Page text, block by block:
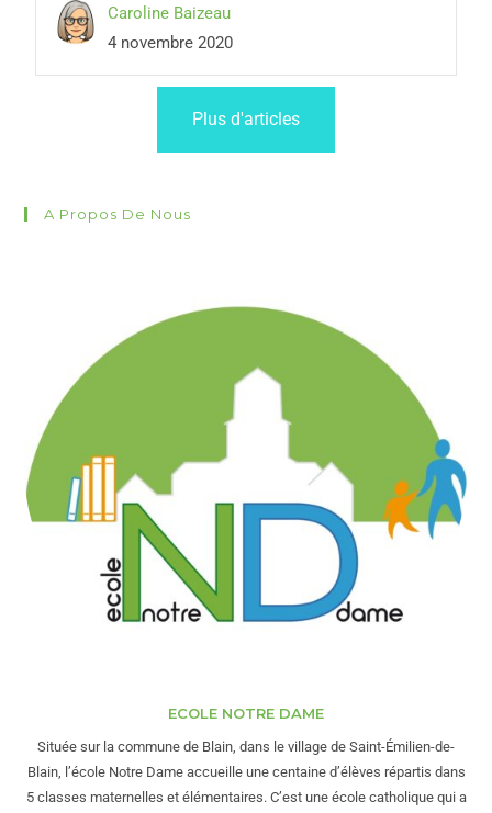
Caroline Baizeau
4 novembre 2020
Plus d'articles
A Propos De Nous
ECOLE NOTRE DAME
Située sur la commune de Blain, dans le village de Saint-Émilien-de-
Blain, l’école Notre Dame accueille une centaine d’élèves répartis dans
5 classes maternelles et élémentaires. C’est une école catholique qui a